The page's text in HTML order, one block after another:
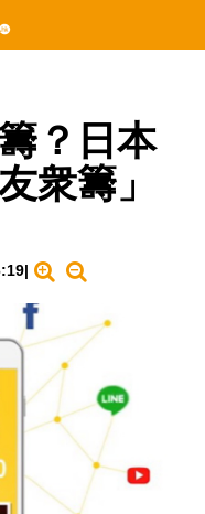
？日本
衆籌」
|